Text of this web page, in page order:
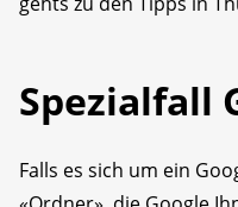
Spezialfall
Falls es sich um ein